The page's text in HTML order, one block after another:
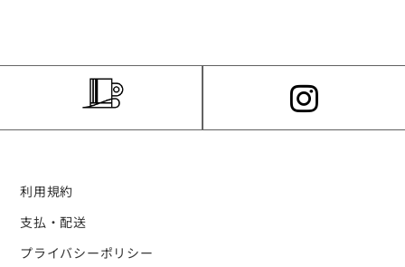
利用規約
支払・配送
プライバシーポリシー